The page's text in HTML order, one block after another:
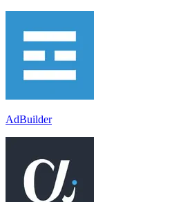
AdBuilder